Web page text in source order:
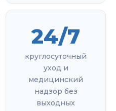
24/7
круглосуточный
уход и
медицинский
надзор без
выходных